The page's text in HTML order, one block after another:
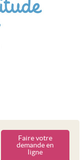
Faire votre
demande en
ligne